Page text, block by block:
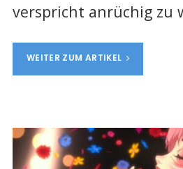
verspricht anrüchig zu
WEITER ZUM ARTIKEL